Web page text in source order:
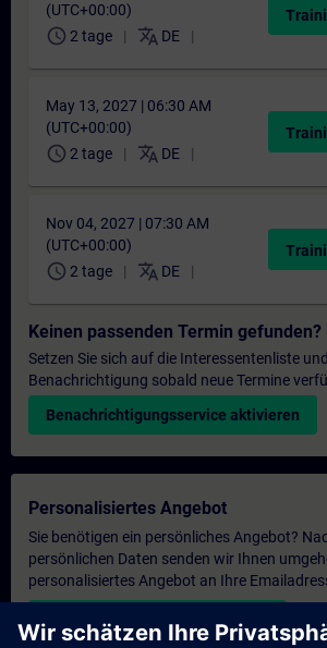
(UTC+00:00)
schedule 2 tage translate DE
May 13, 2027 | 06:30 AM
(UTC+00:00)
schedule 2 tage translate DE
Nov 04, 2027 | 07:30 AM
(UTC+00:00)
schedule 2 tage translate DE
Keinen passenden Termin gefunden?
Setzen Sie sich auf die Interessentenliste
Benachrichtigung sobald neue Termine
Benachrichtigungsservice aktivieren
Personalisiertes Angebot
Sie benötigen ein persönliches Angebot?
persönlichen Daten senden wir Ihnen
personalisiertes Angebot an Ihre
Persönliches Angebot zusenden